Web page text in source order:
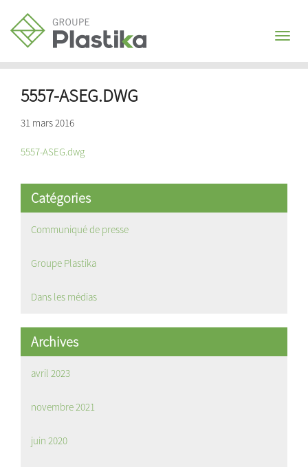
5557-ASEG.DWG
31 mars 2016
5557-ASEG.dwg
Catégories
Communiqué de presse
Groupe Plastika
Dans les médias
Archives
avril 2023
novembre 2021
juin 2020